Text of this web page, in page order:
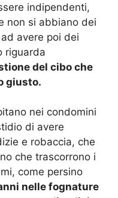
indipendenti,
non si abbiano dei
avere poi dei
riguarda
del cibo che
giusto.
nei condomini
di avere
e robaccia, che
che trascorrono i
come persino
nelle fognature